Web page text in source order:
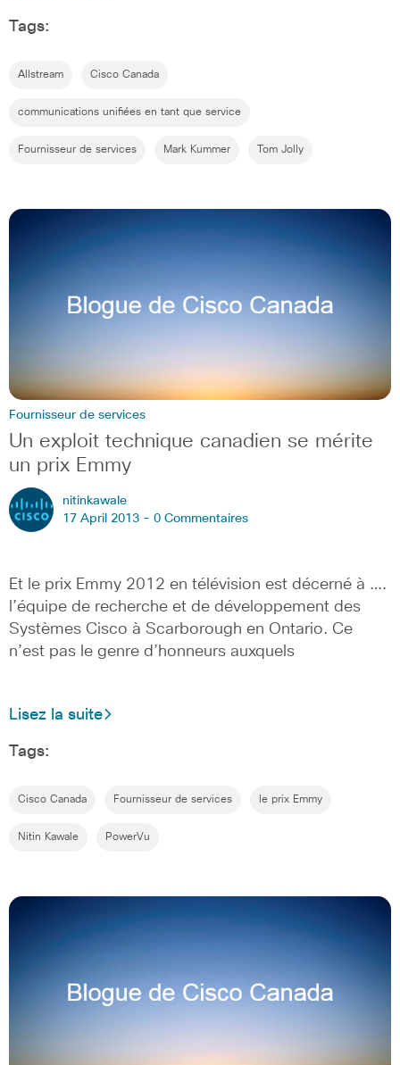
Tags:
Allstream Cisco Canada
communications unifiées en tant que service
Fournisseur de services Mark Kummer Tom Jolly
Fournisseur de services
Un exploit technique canadien se mérite
un prix Emmy
nitinkawale
17 April 2013 - 0 Commentaires
Et le prix Emmy 2012 en télévision est décerné à ….
l’équipe de recherche et de développement des
Systèmes Cisco à Scarborough en Ontario. Ce
n’est pas le genre d’honneurs auxquels
Lisez la suite
Tags:
Cisco Canada Fournisseur de services le prix Emmy
Nitin Kawale PowerVu